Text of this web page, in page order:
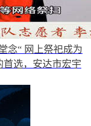
念“ 网上祭祀成为
首选，安达市宏宇